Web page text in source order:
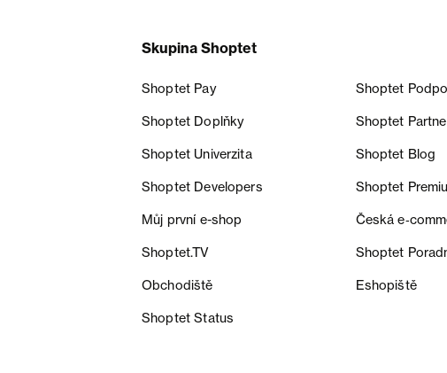
Skupina Shoptet
Shoptet Pay Shoptet
Shoptet Doplňky Shoptet
Shoptet Univerzita Shoptet Blog
Shoptet Developers Shoptet
Můj první e-shop Česká
Shoptet.TV Shoptet
Obchodiště Eshopiště
Shoptet Status